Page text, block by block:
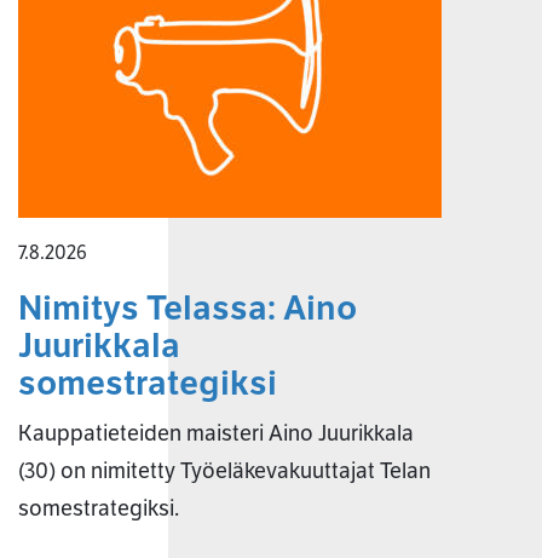
7.8.2026
Nimitys Telassa: Aino
Juurikkala
somestrategiksi
Kauppatieteiden maisteri Aino Juurikkala
(30) on nimitetty Työeläkevakuuttajat Telan
somestrategiksi.